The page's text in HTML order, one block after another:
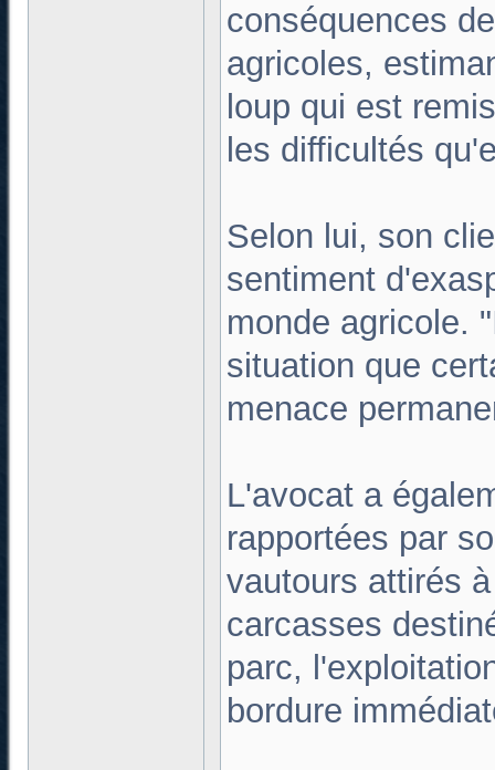
conséquences
agricoles,
loup qui est
les difficultés
Selon lui, son
sentiment
monde agricole.
situation que
menace
L'avocat a
rapportées par
vautours attirés
carcasses
parc,
bordure